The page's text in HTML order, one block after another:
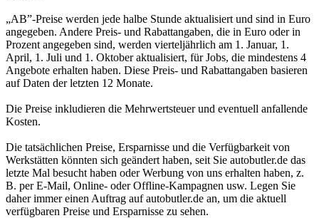
„AB”-Preise werden jede halbe Stunde aktualisiert und sind in Euro
angegeben. Andere Preis- und Rabattangaben, die in Euro oder in
Prozent angegeben sind, werden vierteljährlich am 1. Januar, 1.
April, 1. Juli und 1. Oktober aktualisiert, für Jobs, die mindestens 4
Angebote erhalten haben. Diese Preis- und Rabattangaben basieren
auf Daten der letzten 12 Monate.
Die Preise inkludieren die Mehrwertsteuer und eventuell anfallende
Kosten.
Die tatsächlichen Preise, Ersparnisse und die Verfügbarkeit von
Werkstätten könnten sich geändert haben, seit Sie autobutler.de das
letzte Mal besucht haben oder Werbung von uns erhalten haben, z.
B. per E-Mail, Online- oder Offline-Kampagnen usw. Legen Sie
daher immer einen Auftrag auf autobutler.de an, um die aktuell
verfügbaren Preise und Ersparnisse zu sehen.